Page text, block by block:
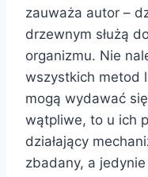
zauważa autor –
drzewnym służą
organizmu. Nie
wszystkich metod
mogą wydawać
wątpliwe, to u ich
działający
zbadany, a